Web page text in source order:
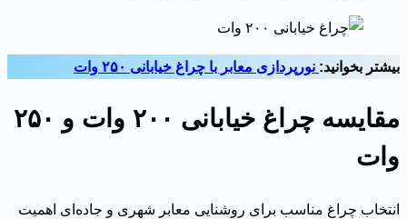
بیشتر بخوانید: نورپردازی معابر با چراغ خیابانی ۲۵۰ وات
مقایسه چراغ خیابانی ۲۰۰ وات و ۲۵۰
وات
انتخاب چراغ مناسب برای روشنایی معابر شهری و جاده‌ای اهمیت